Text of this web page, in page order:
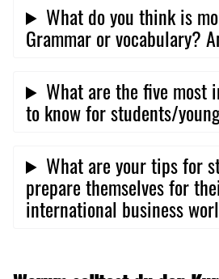
What do you think is
Grammar or vocabulary?
What are the five most
to know for students/
What are your tips for
prepare themselves for
international business